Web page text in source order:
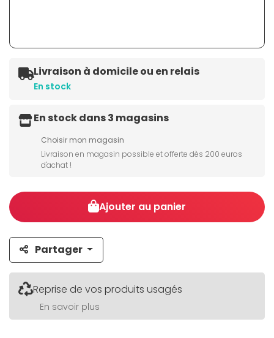
Livraison à domicile ou en relais
En stock
En stock dans 3 magasins
Choisir mon magasin
Livraison en magasin possible et offerte dès 200 euros
d'achat !
Ajouter au panier
Partager
Reprise de vos produits usagés
En savoir plus